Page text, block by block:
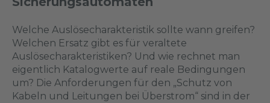
Welche Auslösecharakteristik sollte wann greifen?
Welchen Ersatz gibt es für veraltete
Auslösecharakteristiken? Und wie rechnet man
eigentlich Katalogwerte auf reale Bedingungen
um? Die Anforderungen für den „Schutz von
Kabeln und Leitungen bei Überstrom“ sind in der